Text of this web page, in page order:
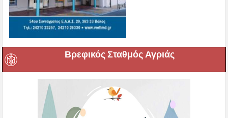
Βρεφικός Σταθμός Αγριάς